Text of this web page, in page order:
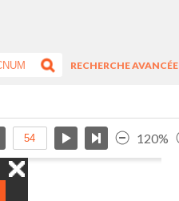
RECHERCHE AVANCÉE
120%